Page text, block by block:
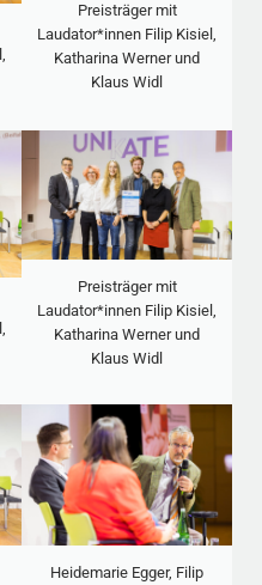
Preisträger mit
Laudator*innen Filip Kisiel,
Katharina Werner und
Klaus Widl
Preisträger mit
Laudator*innen Filip Kisiel,
Katharina Werner und
Klaus Widl
Heidemarie Egger, Filip